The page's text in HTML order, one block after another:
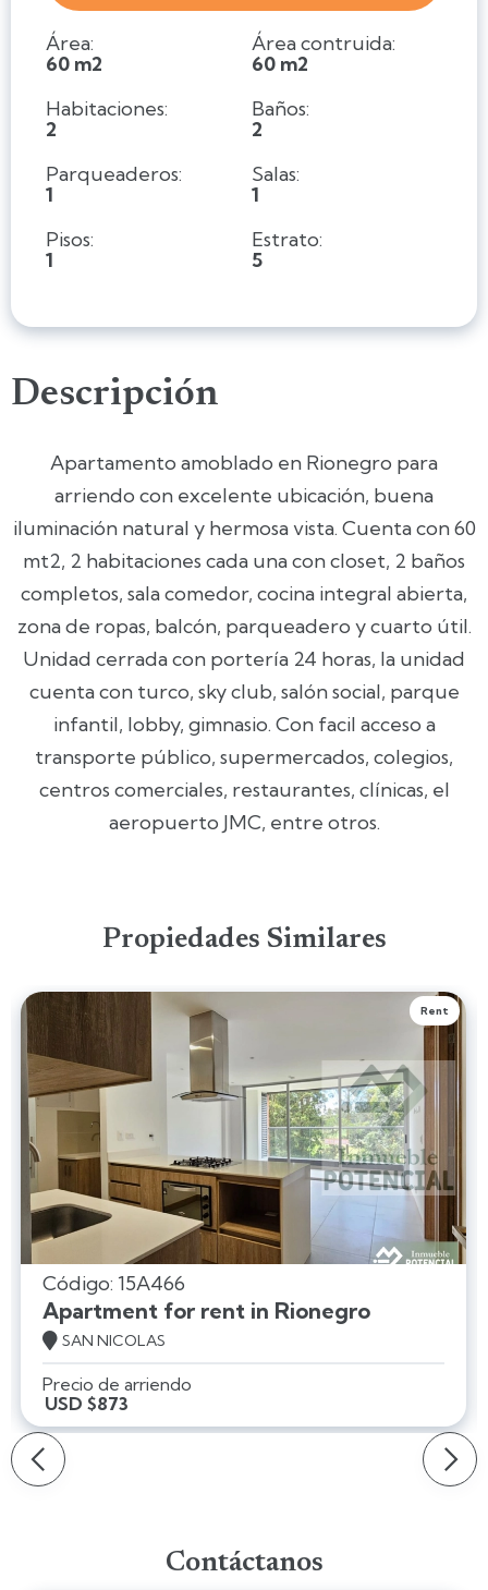
Área:
60 m2
Área contruida:
60 m2
Habitaciones:
2
Baños:
2
Parqueaderos:
1
Salas:
1
Pisos:
1
Estrato:
5
Descripción
Apartamento amoblado en Rionegro para
arriendo con excelente ubicación, buena
iluminación natural y hermosa vista. Cuenta con 60
mt2, 2 habitaciones cada una con closet, 2 baños
completos, sala comedor, cocina integral abierta,
zona de ropas, balcón, parqueadero y cuarto útil.
Unidad cerrada con portería 24 horas, la unidad
cuenta con turco, sky club, salón social, parque
infantil, lobby, gimnasio. Con facil acceso a
transporte público, supermercados, colegios,
centros comerciales, restaurantes, clínicas, el
aeropuerto JMC, entre otros.
Propiedades Similares
Rent
Código: 15A466
Apartment for rent in Rionegro
 SAN NICOLAS
Precio de arriendo
USD $873
Slide 2 of 15.
Slide 2 of 15.
Contáctanos